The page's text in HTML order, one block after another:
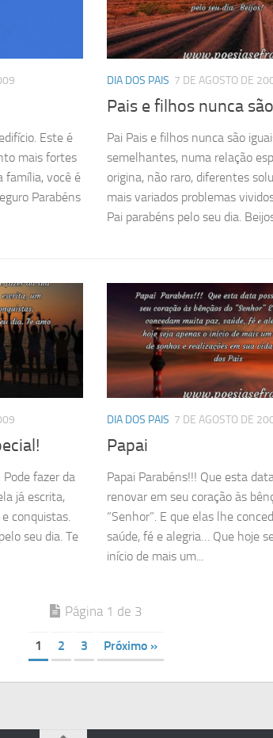
Este é
mais fortes
família, você é
Parabéns
DIA DOS PAIS 7 DE AGOSTO DE
Pais e filhos nunca
Pai Pais e filhos nunca são
semelhantes, numa relação
origina, não raro, diferentes
mais variados problemas
Pai parabéns pelo seu dia.
Pode fazer da
já escrita,
conquistas.
seu dia. Te
DIA DOS PAIS 7 DE AGOSTO DE
Papai
Papai Parabéns!!! Que esta
renovar em seu coração às
“Senhor”. E que elas lhe
saúde, fé e alegria… Que hoje
início de mais um...
Página 1 de 3
1 2 3 Próximo »